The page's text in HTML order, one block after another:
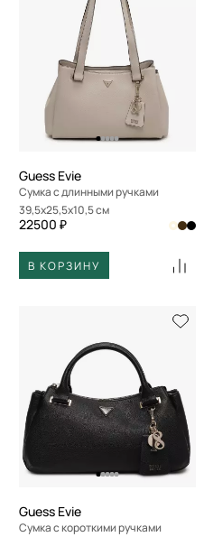
Guess Evie
Сумка с длинными ручками
39,5x25,5x10,5 см
22500 ₽
В КОРЗИНУ
Guess Evie
Сумка с короткими ручками